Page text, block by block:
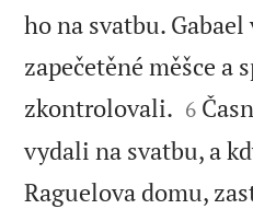
ho na svatbu.
zapečetěné měšce a
zkontrolovali. 

6
vydali na svatbu, a
Raguelova domu,